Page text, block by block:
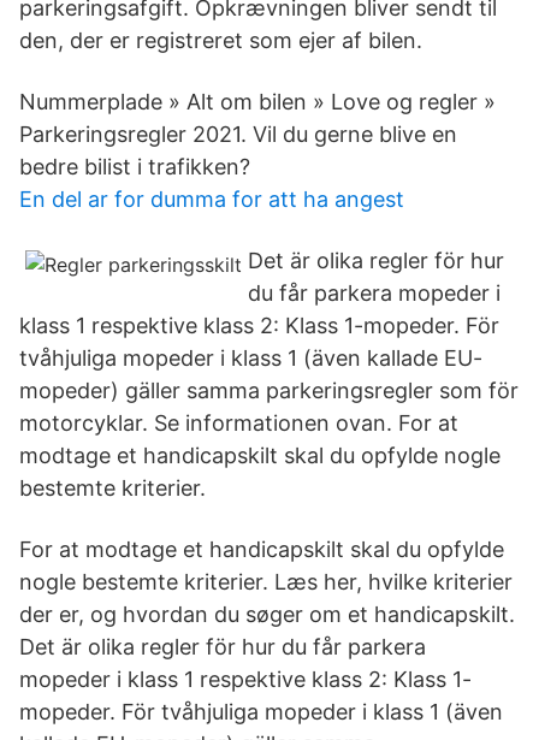
parkeringsafgift. Opkrævningen bliver sendt til
den, der er registreret som ejer af bilen.
Nummerplade » Alt om bilen » Love og regler »
Parkeringsregler 2021. Vil du gerne blive en
bedre bilist i trafikken?
En del ar for dumma for att ha angest
Det är olika regler för hur
du får parkera mopeder i
klass 1 respektive klass 2: Klass 1-mopeder. För
tvåhjuliga mopeder i klass 1 (även kallade EU-
mopeder) gäller samma parkeringsregler som för
motorcyklar. Se informationen ovan. For at
modtage et handicapskilt skal du opfylde nogle
bestemte kriterier.
For at modtage et handicapskilt skal du opfylde
nogle bestemte kriterier. Læs her, hvilke kriterier
der er, og hvordan du søger om et handicapskilt.
Det är olika regler för hur du får parkera
mopeder i klass 1 respektive klass 2: Klass 1-
mopeder. För tvåhjuliga mopeder i klass 1 (även